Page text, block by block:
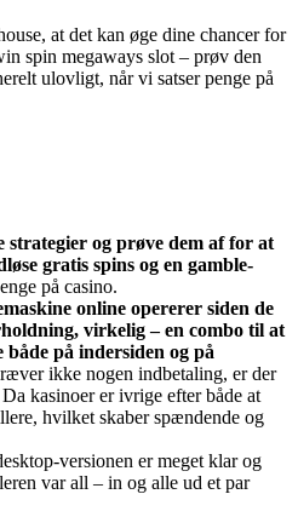
at det kan øge dine chancer for
spin megaways slot – prøv den
ulovligt, når vi satser penge på
strategier og prøve dem af for at
gratis spins og en gamble-
på casino.
online opererer siden de
virkelig – en combo til at
både på indersiden og på
ikke nogen indbetaling, er der
kasinoer er ivrige efter både at
hvilket skaber spændende og
versionen er meget klar og
var all – in og alle ud et par